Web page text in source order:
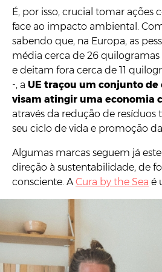
É, por isso, crucial tomar ações
face ao impacto ambiental.
sabendo que, na Europa, as
média cerca de 26
e deitam fora cerca de 11
-, a UE traçou um conjunto de
visam atingir uma economia
através da redução de resíduos
seu ciclo de vida e promoção
Algumas marcas seguem já
direção à sustentabilidade, de
consciente. ACura by the Sea é